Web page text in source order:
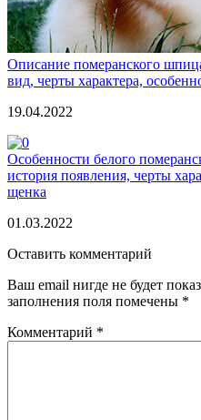
Описание померанского
вид, черты характера,
19.04.2022
Особенности белого
история появления, черты
щенка
01.03.2022
Оставить комментарий
Ваш email нигде не будет
заполнения поля помечены *
Комментарий *